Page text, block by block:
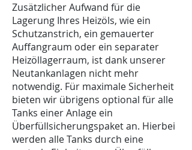
Zusätzlicher Aufwand für die
Lagerung Ihres Heizöls, wie ein
Schutzanstrich, ein gemauerter
Auffangraum oder ein separater
Heizöllagerraum, ist dank unserer
Neutankanlagen nicht mehr
notwendig. Für maximale Sicherheit
bieten wir übrigens optional für alle
Tanks einer Anlage ein
Überfüllsicherungspaket an. Hierbei
werden alle Tanks durch eine